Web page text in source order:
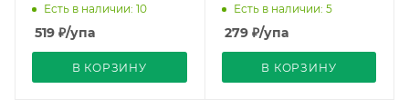
Есть в наличии: 10
519 ₽/упа
В КОРЗИНУ
Есть в наличии: 5
279₽/упа
В КОРЗИНУ